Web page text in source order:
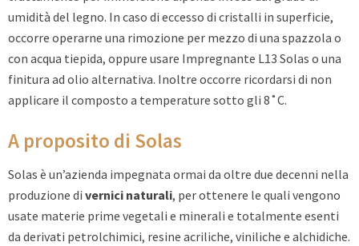
umidità del legno. In caso di eccesso di cristalli in superficie,
occorre operarne una rimozione per mezzo di una spazzola o
con acqua tiepida, oppure usare Impregnante L13 Solas o una
finitura ad olio alternativa. Inoltre occorre ricordarsi di non
applicare il composto a temperature sotto gli 8˚C.
A proposito di Solas
Solas è un’azienda impegnata ormai da oltre due decenni nella
produzione di vernici naturali, per ottenere le quali vengono
usate materie prime vegetali e minerali e totalmente esenti
da derivati petrolchimici, resine acriliche, viniliche e alchidiche.